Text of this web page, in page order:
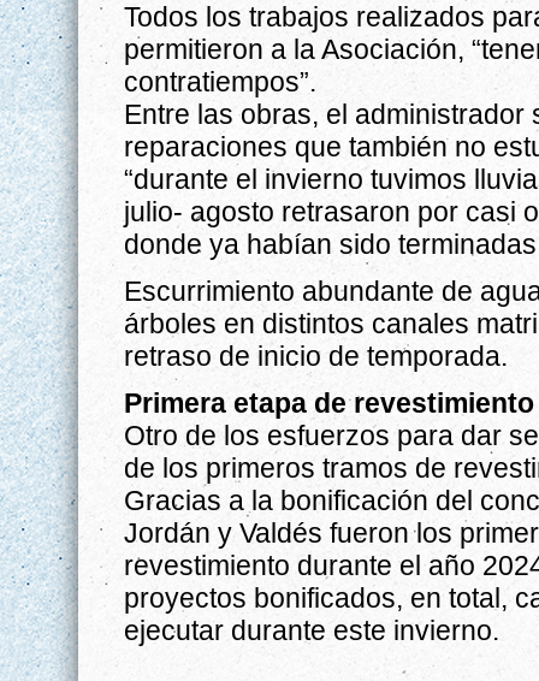
Todos los trabajos realizados
permitieron a la Asociación,
contratiempos”.
Entre las obras, el
reparaciones que también no
“durante el invierno tuvimos
julio- agosto retrasaron por casi
donde ya habían sido
Escurrimiento abundante de
árboles en distintos canales
retraso de inicio de temporada.
Primera etapa de
Otro de los esfuerzos para dar
de los primeros tramos de
Gracias a la bonificación del
Jordán y Valdés fueron los
revestimiento durante el año
proyectos bonificados, en total,
ejecutar durante este invierno.